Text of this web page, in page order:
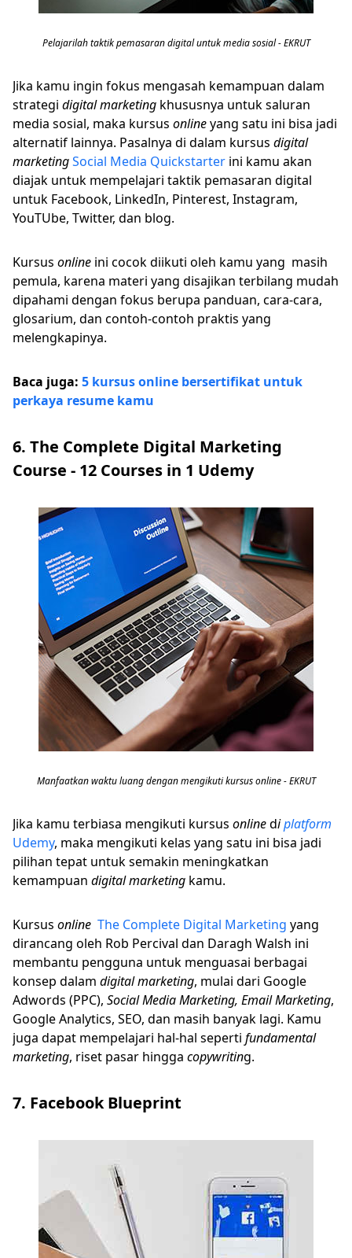
Pelajarilah taktik pemasaran digital untuk media sosial - EKRUT
Jika kamu ingin fokus mengasah kemampuan dalam
strategi digital marketing khususnya untuk saluran
media sosial, maka kursus onlineyang satu ini bisa jadi
alternatif lainnya. Pasalnya di dalam kursus digital
marketingSocial Media Quickstarter ini kamu akan
diajak untuk mempelajari taktik pemasaran digital
untuk Facebook, LinkedIn, Pinterest, Instagram,
YouTUbe, Twitter, dan blog.
Kursus online ini cocok diikuti oleh kamu yang masih
pemula, karena materi yang disajikan terbilang mudah
dipahami dengan fokus berupa panduan, cara-cara,
glosarium, dan contoh-contoh praktis yang
melengkapinya.
Baca juga: 5 kursus online bersertifikat untuk
perkaya resume kamu
6. The Complete Digital Marketing
Course - 12 Courses in 1 Udemy
Manfaatkan waktu luang dengan mengikuti kursus online - EKRUT
Jika kamu terbiasa mengikuti kursus onlinediplatform
Udemy, maka mengikuti kelas yang satu ini bisa jadi
pilihan tepat untuk semakin meningkatkan
kemampuan digital marketing kamu.
Kursus online The Complete Digital Marketing yang
dirancang oleh Rob Percival dan Daragh Walsh ini
membantu pengguna untuk menguasai berbagai
konsep dalam digital marketing, mulai dari Google
Adwords (PPC), Social Media Marketing, Email Marketing,
Google Analytics, SEO, dan masih banyak lagi. Kamu
juga dapat mempelajari hal-hal seperti fundamental
marketing, riset pasar hingga copywriting.
7. Facebook Blueprint